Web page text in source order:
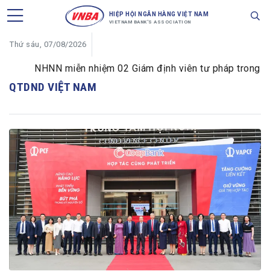
HIỆP HỘI NGÂN HÀNG VIỆT NAM
VIETNAM BANK'S ASSOCIATION
Thứ sáu, 07/08/2026
NHNN miễn nhiệm 02 Giám định viên tư pháp trong
QTDND VIỆT NAM